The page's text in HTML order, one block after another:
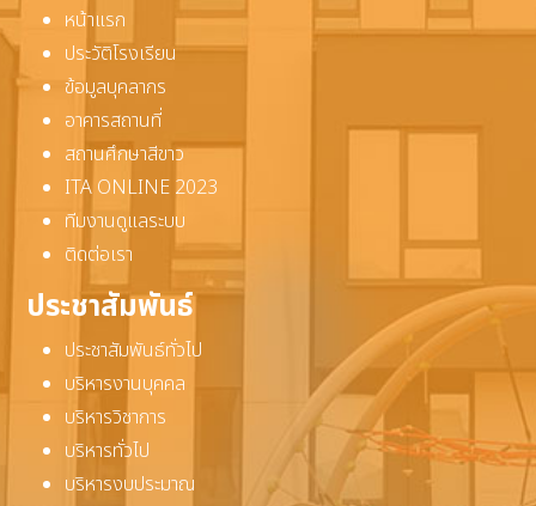
หน้าแรก
ประวัติโรงเรียน
ข้อมูลบุคลากร
อาคารสถานที่
สถานศึกษาสีขาว
ITA ONLINE 2023
ทีมงานดูแลระบบ
ติดต่อเรา
ประชาสัมพันธ์
ประชาสัมพันธ์ทั่วไป
บริหารงานบุคคล
บริหารวิชาการ
บริหารทั่วไป
บริหารงบประมาณ